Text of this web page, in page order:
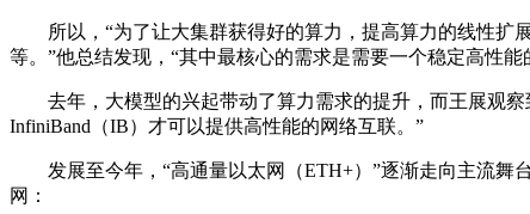
所以，“为了让大集群获得好的算力，提高算力的线性扩
等。”他总结发现，“其中最核心的需求是需要一个稳定高性能
去年，大模型的兴起带动了算力需求的提升，而王展观察
InfiniBand（IB）才可以提供高性能的网络互联。”
发展至今年，“高通量以太网（ETH+）”逐渐走向主流舞
网：